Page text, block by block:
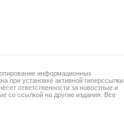
информационных
при установке активной гиперссылки
ответственности за новостные и
со ссылкой на другие издания. Все